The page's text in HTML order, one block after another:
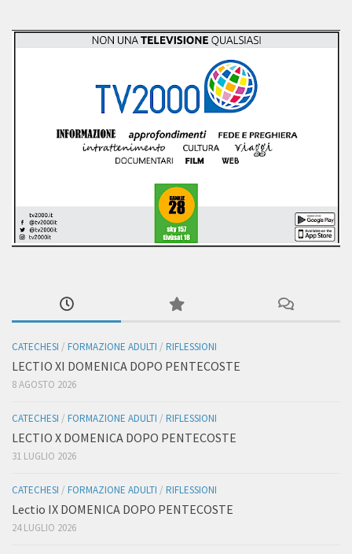
CATECHESI / FORMAZIONE ADULTI / RIFLESSIONI
LECTIO XI DOMENICA DOPO PENTECOSTE
8 AGOSTO 2026
CATECHESI / FORMAZIONE ADULTI / RIFLESSIONI
LECTIO X DOMENICA DOPO PENTECOSTE
31 LUGLIO 2026
CATECHESI / FORMAZIONE ADULTI / RIFLESSIONI
Lectio IX DOMENICA DOPO PENTECOSTE
24 LUGLIO 2026